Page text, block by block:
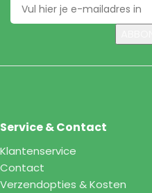
Service & Contact
Klantenservice
Contact
Verzendopties & Kosten